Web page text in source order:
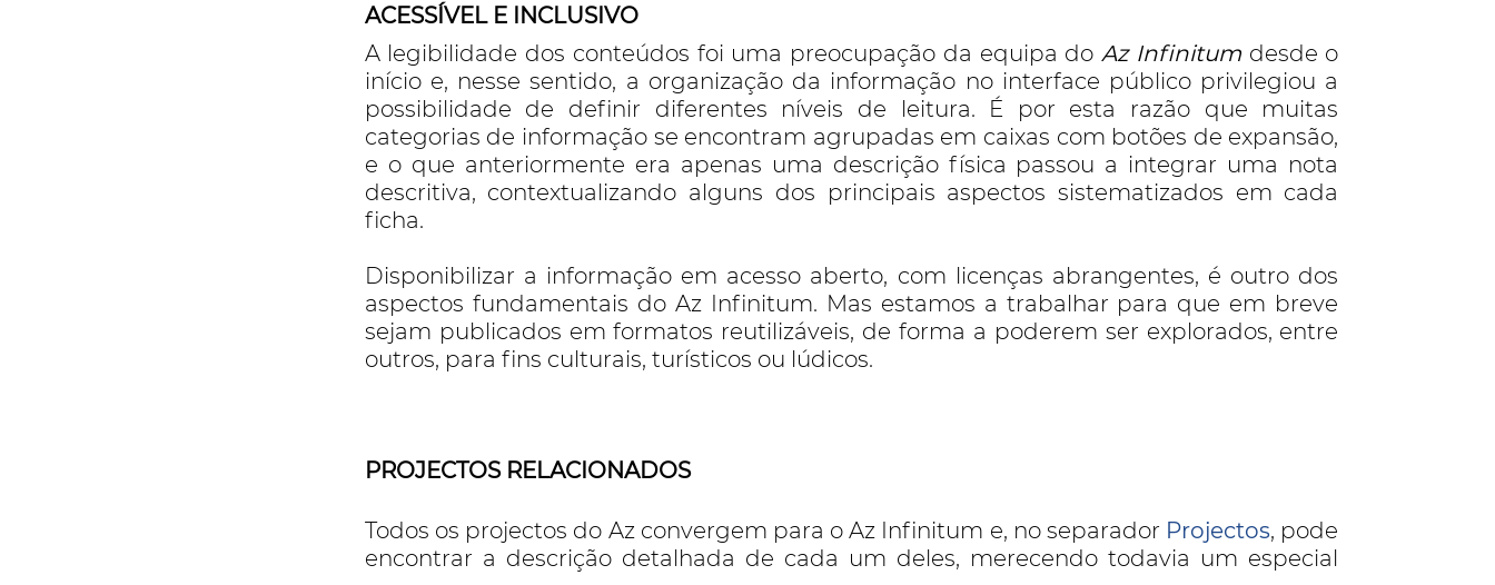
ACESSÍVEL E INCLUSIVO
A legibilidade dos conteúdos foi uma preocupação da equipa do Az Infinitumdesde o
início e, nesse sentido, a organização da informação no interface público privilegiou a
possibilidade de definir diferentes níveis de leitura. É por esta razão que muitas
categorias de informação se encontram agrupadas em caixas com botões de expansão,
e o que anteriormente era apenas uma descrição física passou a integrar uma nota
descritiva, contextualizando alguns dos principais aspectos sistematizados em cada
ficha.
Disponibilizar a informação em acesso aberto, com licenças abrangentes, é outro dos
aspectos fundamentais do Az Infinitum. Mas estamos a trabalhar para que em breve
sejam publicados em formatos reutilizáveis, de forma a poderem ser explorados, entre
outros, para fins culturais, turísticos ou lúdicos.
PROJECTOS RELACIONADOS
Todos os projectos do Az convergem para o Az Infinitum e, no separador Projectos, pode
encontrar a descrição detalhada de cada um deles, merecendo todavia um especial